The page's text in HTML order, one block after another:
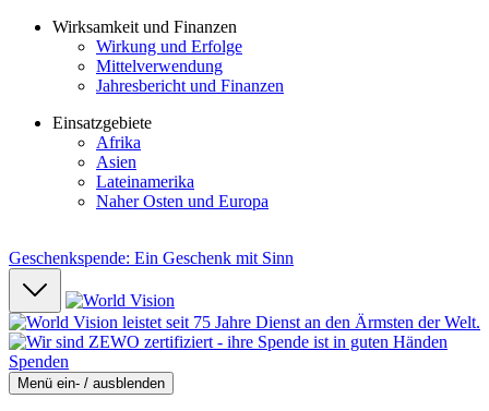
Wirksamkeit und Finanzen
Wirkung und Erfolge
Mittelverwendung
Jahresbericht und Finanzen
Einsatzgebiete
Afrika
Asien
Lateinamerika
Naher Osten und Europa
Geschenkspende: Ein Geschenk mit Sinn
Spenden
Menü ein- / ausblenden